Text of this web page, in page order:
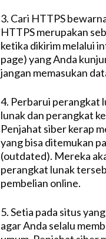
3. Cari HTTPS
HTTPS merupakan
ketika dikirim melalui
page) yang Anda
jangan memasukan
4. Perbarui perangkat
lunak dan perangkat
Penjahat siber kerap
yang bisa ditemukan
(outdated). Mereka
perangkat lunak
pembelian online.
5. Setia pada situs
agar Anda selalu